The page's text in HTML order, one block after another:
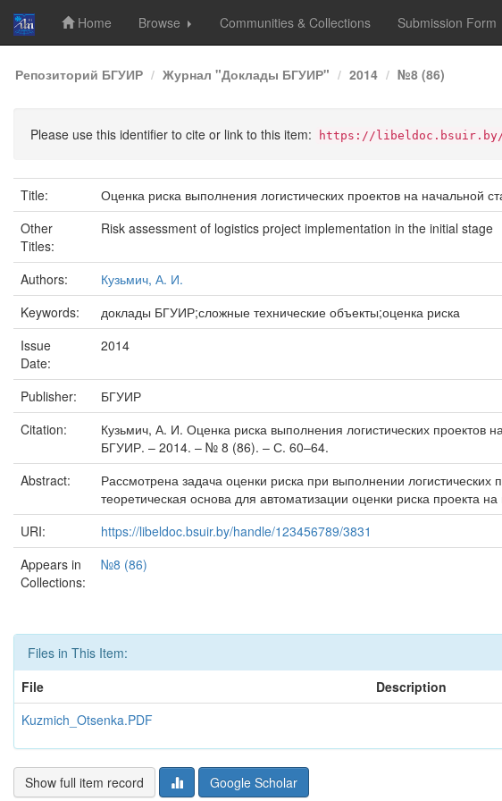
Skip
navigation
Home Browse Communities & Collections Submission Form
Репозиторий БГУИР Журнал "Доклады БГУИР" 2014 №8 (86)
Please use this identifier to cite or link to this item: https://libeldoc.bsuir.by/
Title:
Оценка риска выполнения логистических проектов на начальной
Other
Titles:
Risk assessment of logistics project implementation in the initial stage
Authors:
Кузьмич, А. И.
Keywords:
доклады БГУИР;сложные технические объекты;оценка риска
Issue
Date:
2014
Publisher:
БГУИР
Citation:
Кузьмич, А. И. Оценка риска выполнения логистических
БГУИР. – 2014. – № 8 (86). – С. 60–64.
Abstract:
Рассмотрена задача оценки риска при выполнении
теоретическая основа для автоматизации оценки риска проекта
URI:
https://libeldoc.bsuir.by/handle/123456789/3831
Appears in
Collections:
№8 (86)
Files in This Item:
File
Description
Kuzmich_Otsenka.PDF
Show full item record Google Scholar